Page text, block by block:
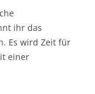
ihr das
Es wird Zeit für
einer